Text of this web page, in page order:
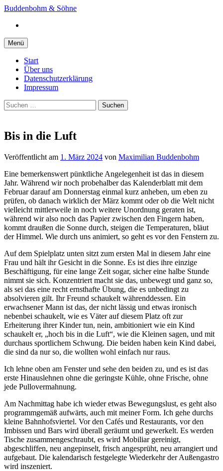
Springe
Inhalt
Buddenbohm & Söhne
Menü
Start
Über uns
Datenschutzerklärung
Impressum
Suchen
nach:
Bis in die Luft
Veröffentlicht am 1. März 2024 von Maximilian Buddenbohm
Eine bemerkenswert pünktliche Angelegenheit ist das in diesem
Jahr. Während wir noch probehalber das Kalenderblatt mit dem
Februar darauf am Donnerstag einmal kurz anheben, um eben zu
prüfen, ob danach wirklich der März kommt oder ob die Welt nicht
vielleicht mittlerweile in noch weitere Unordnung geraten ist,
während wir also noch das Papier zwischen den Fingern haben,
kommt draußen die Sonne durch, steigen die Temperaturen, bläut
der Himmel. Wie durch uns animiert, so geht es vor den Fenstern zu.
Auf dem Spielplatz unten sitzt zum ersten Mal in diesem Jahr eine
Frau und hält ihr Gesicht in die Sonne. Es ist dies ihre einzige
Beschäftigung, für eine lange Zeit sogar, sicher eine halbe Stunde
nimmt sie sich. Konzentriert macht sie das, unbewegt und ganz so,
als sei das eine recht ernsthafte Übung, die es unbedingt zu
absolvieren gilt. Ihr Freund schaukelt währenddessen. Ein
erwachsener Mann ist das, der nicht lässig und etwas ironisch
nebenbei schaukelt, wie es Väter auf diesem Platz oft zur
Erheiterung ihrer Kinder tun, nein, ambitioniert wie ein Kind
schaukelt er, „hoch bis in die Luft“, wie die Kleinen sagen, und mit
durchaus sportlichem Schwung. Die beiden haben kein Kind dabei,
die sind da nur so, die wollten wohl einfach nur raus.
Ich lehne oben am Fenster und sehe den beiden zu, und es ist das
erste Hinauslehnen ohne die geringste Kühle, ohne Frische, ohne
jede Pullovermahnung.
Am Nachmittag habe ich wieder etwas Bewegungslust, es geht also
programmgemäß aufwärts, auch mit meiner Form. Ich gehe durchs
kleine Bahnhofsviertel. Vor den Cafés und Restaurants, vor den
Imbissen und Bars wird überall geräumt und gewerkelt. Es werden
Tische zusammengeschraubt, es wird Mobiliar gereinigt,
abgeschliffen, neu angepinselt, frisch angesprüht, neu arrangiert und
aufgebaut. Die kalendarisch festgelegte Wiederkehr der Außengastro
wird inszeniert.